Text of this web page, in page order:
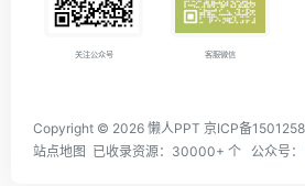
关注公众号 客服微信
Copyright © 2026 懒人PPT 京ICP备
站点地图 已收录资源：30000+ 个 公众号：